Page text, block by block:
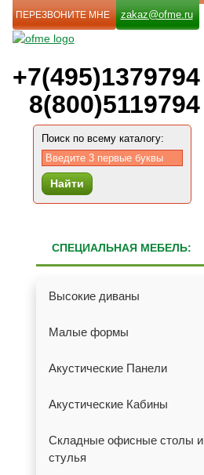
ПЕРЕЗВОНИТЕ МНЕ zakaz@ofme.ru
+7(495)1379794
8(800)5119794
Поиск по всему каталогу:
Найти
СПЕЦИАЛЬНАЯ МЕБЕЛЬ:
Высокие диваны
Малые формы
Акустические Панели
Акустические Кабины
Складные офисные столы и
стулья